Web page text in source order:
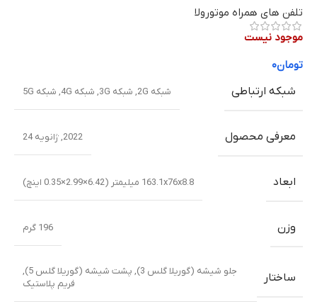
تلفن های همراه موتورولا
موجود نیست
تومان۰
شبکه ارتباطی
شبکه 2G , شبکه 3G , شبکه 4G , شبکه 5G
معرفی محصول 2022, ژانویه 24
ابعاد 163.1x76x8.8 میلیمتر (6.42×2.99×0.35 اینچ)
وزن 196 گرم
ساختار
جلو شیشه (گوریلا گلس 3), پشت شیشه (گوریلا گلس 5),
فریم پلاستیک